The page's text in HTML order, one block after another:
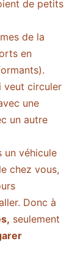
de petits
de la
en
veut circuler
une
un autre
un véhicule
chez vous,
Donc à
seulement